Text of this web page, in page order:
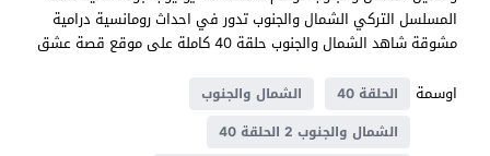
المسلسل التركي الشمال والجنوب تدور في احداث رومانسية درامية
مشوقة شاهد الشمال والجنوب حلقة 40 كاملة على موقع قصة عشق
اوسمة
الحلقة 40
الشمال والجنوب
الشمال والجنوب 2 الحلقة 40